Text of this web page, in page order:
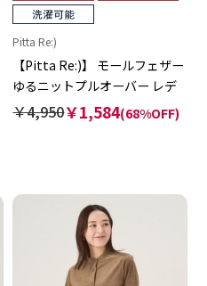
Pitta Re:)
【Pitta Re:)】 モールフェザー
ゆるニットプルオーバー レデ
ィース
￥4,950￥1,584(68%OFF)